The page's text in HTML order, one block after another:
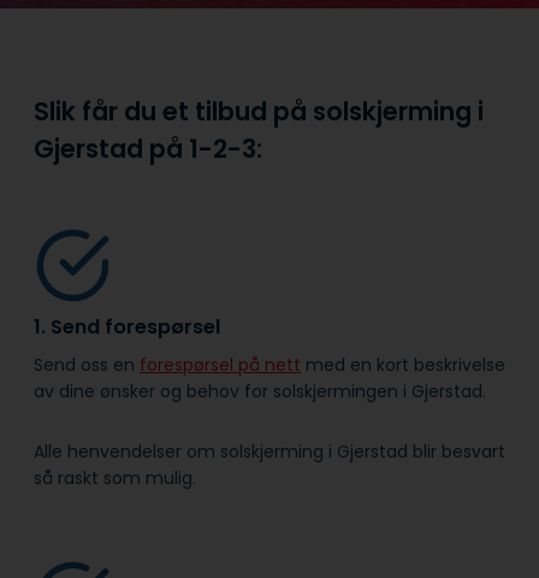
Slik får du et tilbud på solskjerming i
Gjerstad på 1-2-3:
1. Send forespørsel
Send oss en forespørsel på nett med en kort beskrivelse
av dine ønsker og behov for solskjermingen i Gjerstad.
Alle henvendelser om solskjerming i Gjerstad blir besvart
så raskt som mulig.